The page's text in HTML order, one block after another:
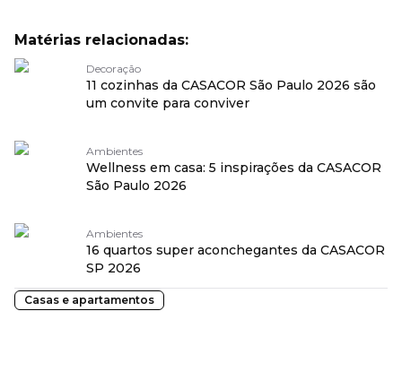
Matérias relacionadas:
Decoração
11 cozinhas da CASACOR São Paulo 2026 são
um convite para conviver
Ambientes
Wellness em casa: 5 inspirações da CASACOR
São Paulo 2026
Ambientes
16 quartos super aconchegantes da CASACOR
SP 2026
Casas e apartamentos